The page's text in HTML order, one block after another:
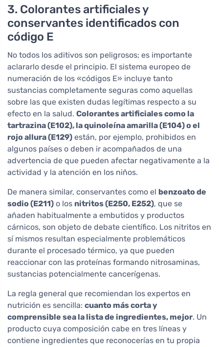
3. Colorantes artificiales y
conservantes identificados con
código E
No todos los aditivos son peligrosos; es importante
aclararlo desde el principio. El sistema europeo de
numeración de los «códigos E» incluye tanto
sustancias completamente seguras como aquellas
sobre las que existen dudas legítimas respecto a su
efecto en la salud. Colorantes artificiales como la
tartrazina (E102), la quinoleína amarilla (E104) o el
rojo allura (E129) están, por ejemplo, prohibidos en
algunos países o deben ir acompañados de una
advertencia de que pueden afectar negativamente a la
actividad y la atención en los niños.
De manera similar, conservantes como el benzoato de
sodio (E211) o los nitritos (E250, E252), que se
añaden habitualmente a embutidos y productos
cárnicos, son objeto de debate científico. Los nitritos en
sí mismos resultan especialmente problemáticos
durante el procesado térmico, ya que pueden
reaccionar con las proteínas formando nitrosaminas,
sustancias potencialmente cancerígenas.
La regla general que recomiendan los expertos en
nutrición es sencilla: cuanto más corta y
comprensible sea la lista de ingredientes, mejor. Un
producto cuya composición cabe en tres líneas y
contiene ingredientes que reconocerías en tu propia